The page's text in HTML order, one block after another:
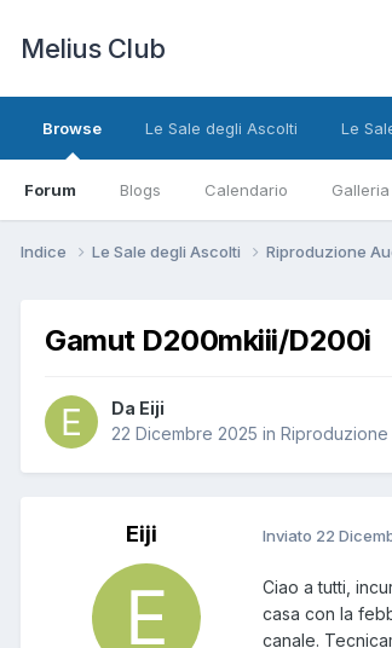
Melius Club
Browse
Forum Blogs Calendario Galleria
Le Sale degli Ascolti Le
Indice Le Sale degli Ascolti Riproduzione
Gamut D200mkiii/D200i
Da Eiji
22 Dicembre 2025 in Riproduzione
Eiji Inviato 22
Ciao a tutti,
casa con la
canale.